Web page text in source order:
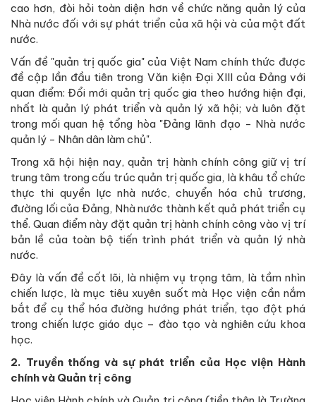
cao hơn, đòi hỏi toàn diện hơn về chức năng quản lý của
Nhà nước đối với sự phát triển của xã hội và của một đất
nước.
Vấn đề "quản trị quốc gia" của Việt Nam chính thức được
đề cập lần đầu tiên trong Văn kiện Đại XIII của Đảng với
quan điểm: Đổi mới quản trị quốc gia theo hướng hiện đại,
nhất là quản lý phát triển và quản lý xã hội; và luôn đặt
trong mối quan hệ tổng hòa "Đảng lãnh đạo - Nhà nước
quản lý - Nhân dân làm chủ".
Trong xã hội hiện nay, quản trị hành chính công giữ vị trí
trung tâm trong cấu trúc quản trị quốc gia, là khâu tổ chức
thực thi quyền lực nhà nước, chuyển hóa chủ trương,
đường lối của Đảng, Nhà nước thành kết quả phát triển cụ
thể. Quan điểm này đặt quản trị hành chính công vào vị trí
bản lề của toàn bộ tiến trình phát triển và quản lý nhà
nước.
Đây là vấn đề cốt lõi, là nhiệm vụ trọng tâm, là tầm nhìn
chiến lược, là mục tiêu xuyên suốt mà Học viện cần nắm
bắt để cụ thể hóa đường hướng phát triển, tạo đột phá
trong chiến lược giáo dục – đào tạo và nghiên cứu khoa
học.
2. Truyền thống và sự phát triển của Học viện Hành
chính và Quản trị công